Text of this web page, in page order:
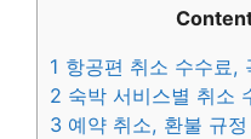
1 항공편 취소 수수료,
2 숙박 서비스별 취소
3 예약 취소, 환불 규